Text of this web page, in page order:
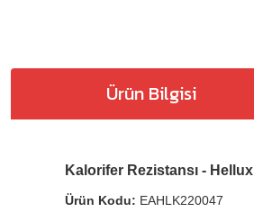
Ürün Bilgisi
Kalorifer Rezistansı - Hellux
Ürün Kodu: EAHLK220047